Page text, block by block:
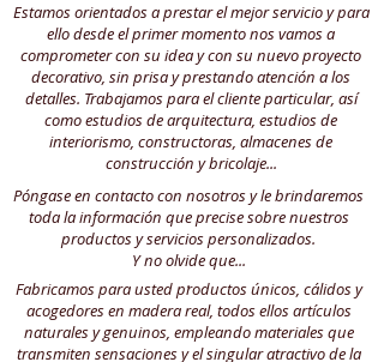
Fabricamos para usted productos únicos, cálidos y
acogedores en madera real, todos ellos artículos
naturales y genuinos, empleando materiales que
transmiten sensaciones y el singular atractivo de la
Estamos orientados a prestar el mejor servicio y para
ello desde el primer momento nos vamos a
comprometer con su idea y con su nuevo proyecto
decorativo, sin prisa y prestando atención a los
detalles. Trabajamos para el cliente particular, así
como estudios de arquitectura, estudios de
interiorismo, constructoras, almacenes de
construcción y bricolaje...
Póngase en contacto con nosotros y le brindaremos
toda la información que precise sobre nuestros
productos y servicios personalizados.
Y no olvide que...
​.